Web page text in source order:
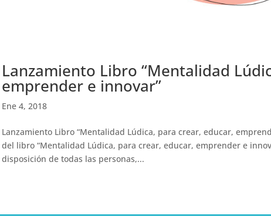
Lanzamiento Libro “Mentalidad
emprender e innovar”
Ene 4, 2018
Lanzamiento Libro “Mentalidad Lúdica, para crear, educar,
del libro “Mentalidad Lúdica, para crear, educar, emprender e
disposición de todas las personas,...